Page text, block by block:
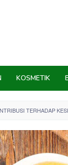
KOSMETIK
TERHADAP